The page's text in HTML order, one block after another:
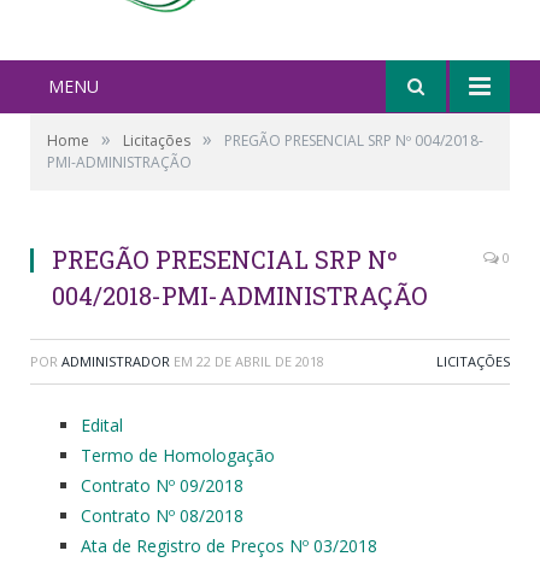
MENU
Home » Licitações »
PREGÃO PRESENCIAL SRP Nº 004/2018-
PMI-ADMINISTRAÇÃO
PREGÃO PRESENCIAL SRP Nº
004/2018-PMI-ADMINISTRAÇÃO
0
POR ADMINISTRADOR EM 22 DE ABRIL DE 2018 LICITAÇÕES
Edital
Termo de Homologação
Contrato Nº 09/2018
Contrato Nº 08/2018
Ata de Registro de Preços Nº 03/2018